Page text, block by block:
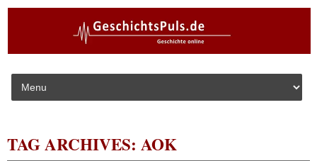
Skip to content
TAG ARCHIVES: AOK